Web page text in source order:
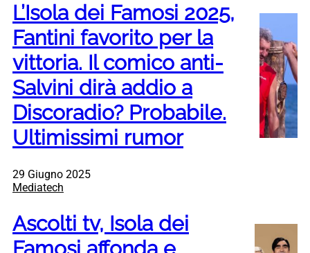
L’Isola dei Famosi 2025,
Fantini favorito per la
vittoria. Il comico anti-
Salvini dirà addio a
Discoradio? Probabile.
Ultimissimi rumor
29 Giugno 2025
Mediatech
Ascolti tv, Isola dei